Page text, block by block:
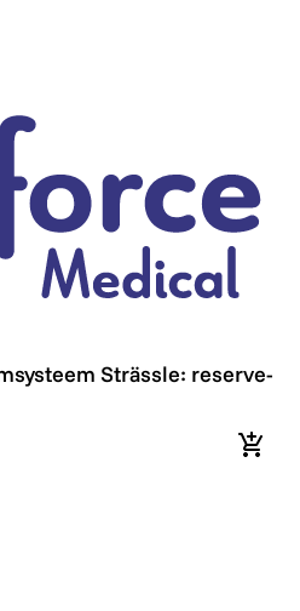
Strässle: reserve-
Strässle: reserve-
In